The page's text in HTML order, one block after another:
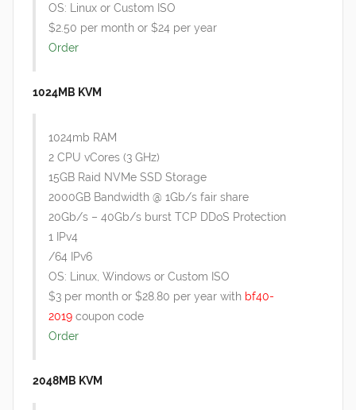
OS: Linux or Custom ISO
$2.50 per month or $24 per year
Order
1024MB KVM
1024mb RAM
2 CPU vCores (3 GHz)
15GB Raid NVMe SSD Storage
2000GB Bandwidth @ 1Gb/s fair share
20Gb/s – 40Gb/s burst TCP DDoS Protection
1 IPv4
/64 IPv6
OS: Linux, Windows or Custom ISO
$3 per month or $28.80 per year with bf40-
2019 coupon code
Order
2048MB KVM